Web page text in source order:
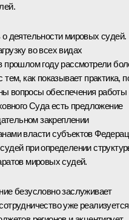
деятельности мировых судей.
во всех видах
прошлом году рассмотрели
как показывает практика,
вопросы обеспечения работы
Суда есть предложение
закреплении
власти субъектов
при определении
мировых судей.
безусловно заслуживает
уже реализуется